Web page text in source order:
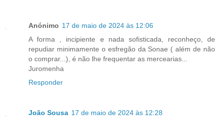
Anónimo 17 de maio de 2024 às 12:06
A forma , incipiente e nada sofisticada, reconheço, de
repudiar minimamente o esfregão da Sonae ( além de não
o comprar...), é não lhe frequentar as mercearias...
Juromenha
Responder
João Sousa 17 de maio de 2024 às 12:28